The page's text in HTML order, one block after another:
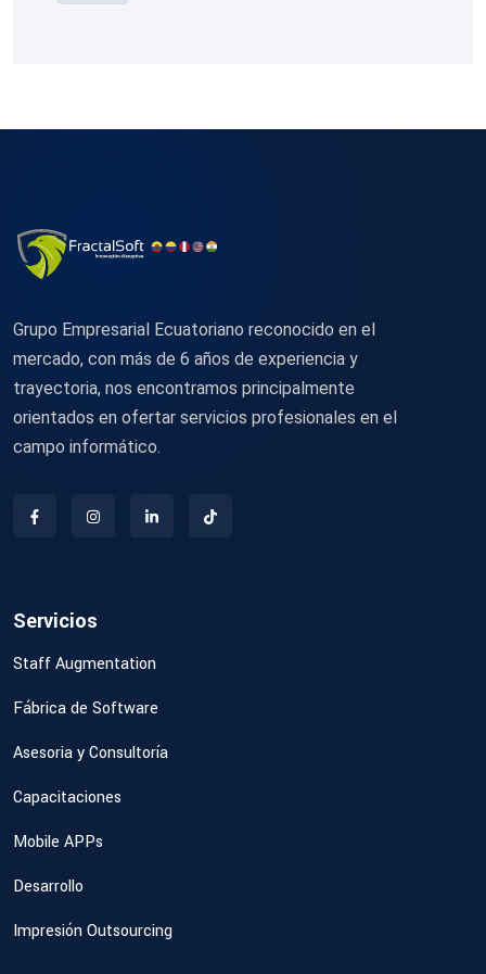
Grupo Empresarial Ecuatoriano reconocido en el
mercado, con más de 6 años de experiencia y
trayectoria, nos encontramos principalmente
orientados en ofertar servicios profesionales en el
campo informático.
Servicios
Staff Augmentation
Fábrica de Software
Asesoria y Consultoría
Capacitaciones
Mobile APPs
Desarrollo
Impresión Outsourcing